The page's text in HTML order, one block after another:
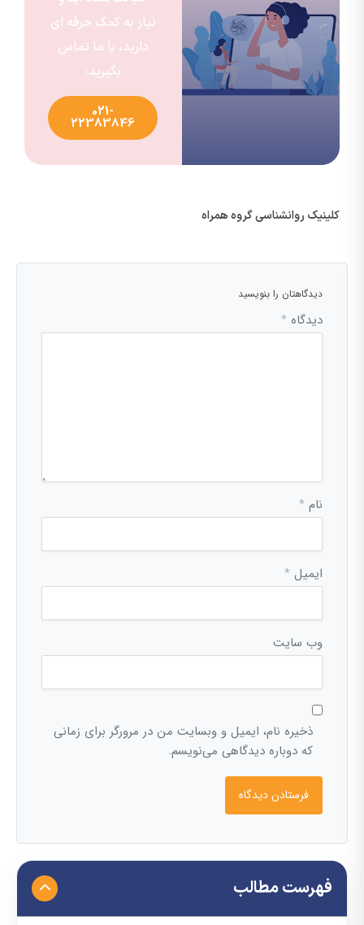
نیاز به کمک حرفه ای
دارید، با ما تماس
بگیرید:
021-
22383846
کلینیک روانشناسی گروه همراه
دیدگاهتان را بنویسید
دیدگاه *
نام *
ایمیل *
وب‌ سایت
ذخیره نام، ایمیل و وبسایت من در مرورگر برای زمانی
که دوباره دیدگاهی می‌نویسم.
فهرست مطالب